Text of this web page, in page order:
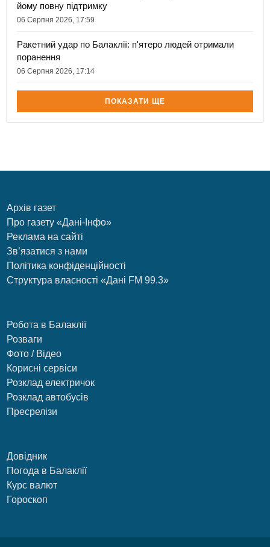
йому повну підтримку
06 Серпня 2026, 17:59
Ракетний удар по Балаклії: п'ятеро людей отримали
поранення
06 Серпня 2026, 17:14
ПОКАЗАТИ ЩЕ
Архів газет
Про газету «Дані-Інфо»
Реклама на сайті
Зв’язатися з нами
Політика конфіденційності
Структура власності «Дані FM 99.3»
Робота в Балаклії
Розваги
Фото / Відео
Корисні сервіси
Розклад електричок
Розклад автобусів
Пресрелізи
Довідник
Погода в Балаклії
Курс валют
Гороскоп